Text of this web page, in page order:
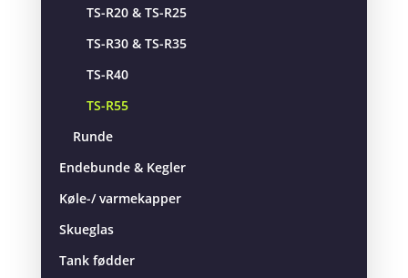
TS-R20 & TS-R25
TS-R30 & TS-R35
TS-R40
TS-R55
Runde
Endebunde & Kegler
Køle-/ varmekapper
Skueglas
Tank fødder